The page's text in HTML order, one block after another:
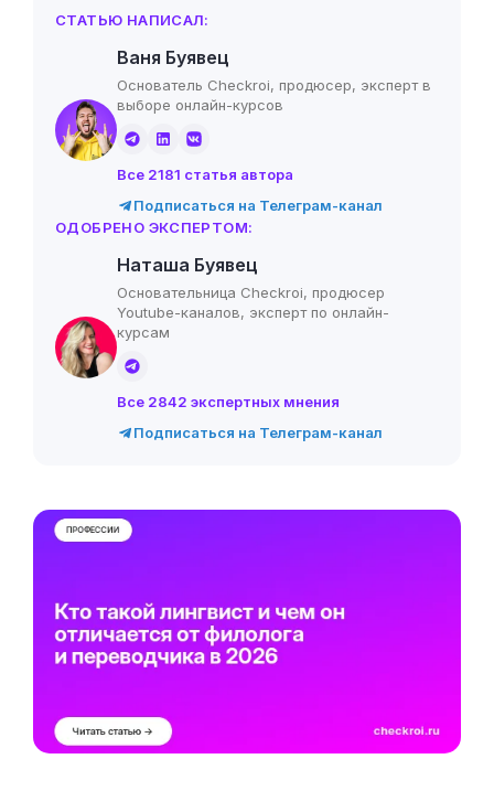
СТАТЬЮ НАПИСАЛ:
Ваня Буявец
Основатель Checkroi, продюсер, эксперт в
выборе онлайн-курсов
Все 2181 статья автора
Подписаться на Телеграм-канал
ОДОБРЕНО ЭКСПЕРТОМ:
Наташа Буявец
Основательница Checkroi, продюсер
Youtube-каналов, эксперт по онлайн-
курсам
Все 2842 экспертных мнения
Подписаться на Телеграм-канал